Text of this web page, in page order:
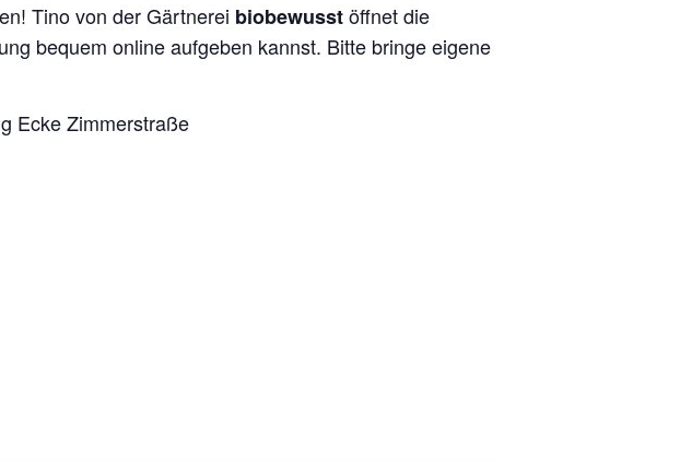
Tino von der Gärtnerei biobewusstöffnet die
bequem online aufgeben kannst. Bitte bringe eigene
Ecke Zimmerstraße